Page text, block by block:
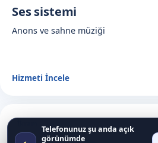
Ses sistemi
Anons ve sahne müziği
Hizmeti İncele
Telefonunuz şu anda açık
görünümde